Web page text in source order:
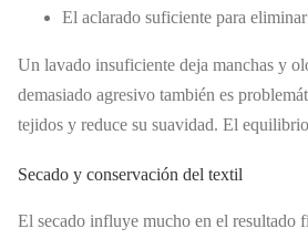
El aclarado suficiente para
Un lavado insuficiente deja manchas y
demasiado agresivo también es
tejidos y reduce su suavidad. El
Secado y conservación del textil
El secado influye mucho en el resultado